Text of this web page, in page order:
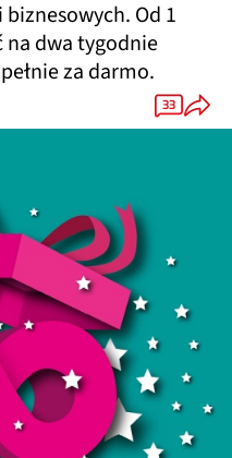
Od 1
na dwa tygodnie
za darmo.
33